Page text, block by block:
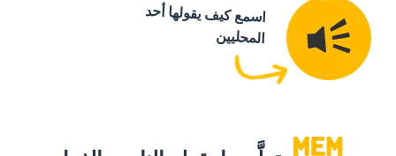
اسمع كيف يقولها أحد
المحليين